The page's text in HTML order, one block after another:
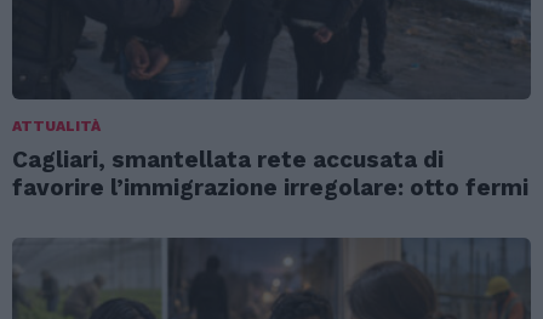
ATTUALITÀ
Cagliari, smantellata rete accusata di
favorire l’immigrazione irregolare: otto fermi